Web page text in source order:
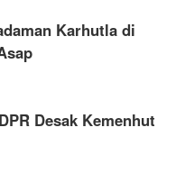
Karhutla di
Desak Kemenhut